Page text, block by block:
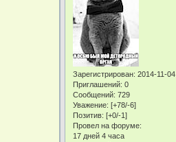
Зарегистрирован: 2014-11-04
Приглашений: 0
Сообщений: 729
Уважение: [+78/-6]
Позитив: [+0/-1]
Провел на форуме:
17 дней 4 часа